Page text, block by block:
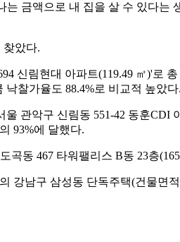
금액으로 내 집을 살 수 있다
찾았다.
신림현대 아파트(119.49 ㎡)'로
찰가율도 88.4%로 비교적 높았다.
관악구 신림동 551-42 동훈
93%에 달했다.
동 467 타워팰리스 B동 23층
강남구 삼성동 단독주택(건물면